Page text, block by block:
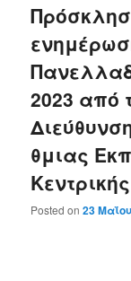
2023 από
θμιας
Posted on23